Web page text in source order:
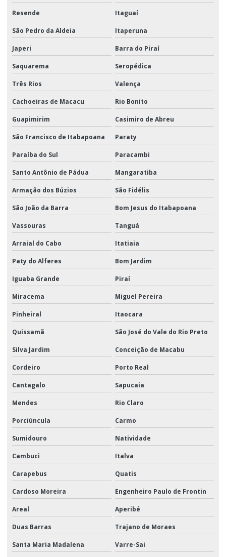
Resende Itaguaí
São Pedro da Aldeia Itaperuna
Japeri Barra do Piraí
Saquarema Seropédica
Três Rios Valença
Cachoeiras de Macacu Rio Bonito
Guapimirim Casimiro de Abreu
São Francisco de Itabapoana Paraty
Paraíba do Sul Paracambi
Santo Antônio de Pádua Mangaratiba
Armação dos Búzios São Fidélis
São João da Barra Bom Jesus do Itabapoana
Vassouras Tanguá
Arraial do Cabo Itatiaia
Paty do Alferes Bom Jardim
Iguaba Grande Piraí
Miracema Miguel Pereira
Pinheiral Itaocara
Quissamã São José do Vale do Rio Preto
Silva Jardim Conceição de Macabu
Cordeiro Porto Real
Cantagalo Sapucaia
Mendes Rio Claro
Porciúncula Carmo
Sumidouro Natividade
Cambuci Italva
Carapebus Quatis
Cardoso Moreira Engenheiro Paulo de Frontin
Areal Aperibé
Duas Barras Trajano de Moraes
Santa Maria Madalena Varre-Sai